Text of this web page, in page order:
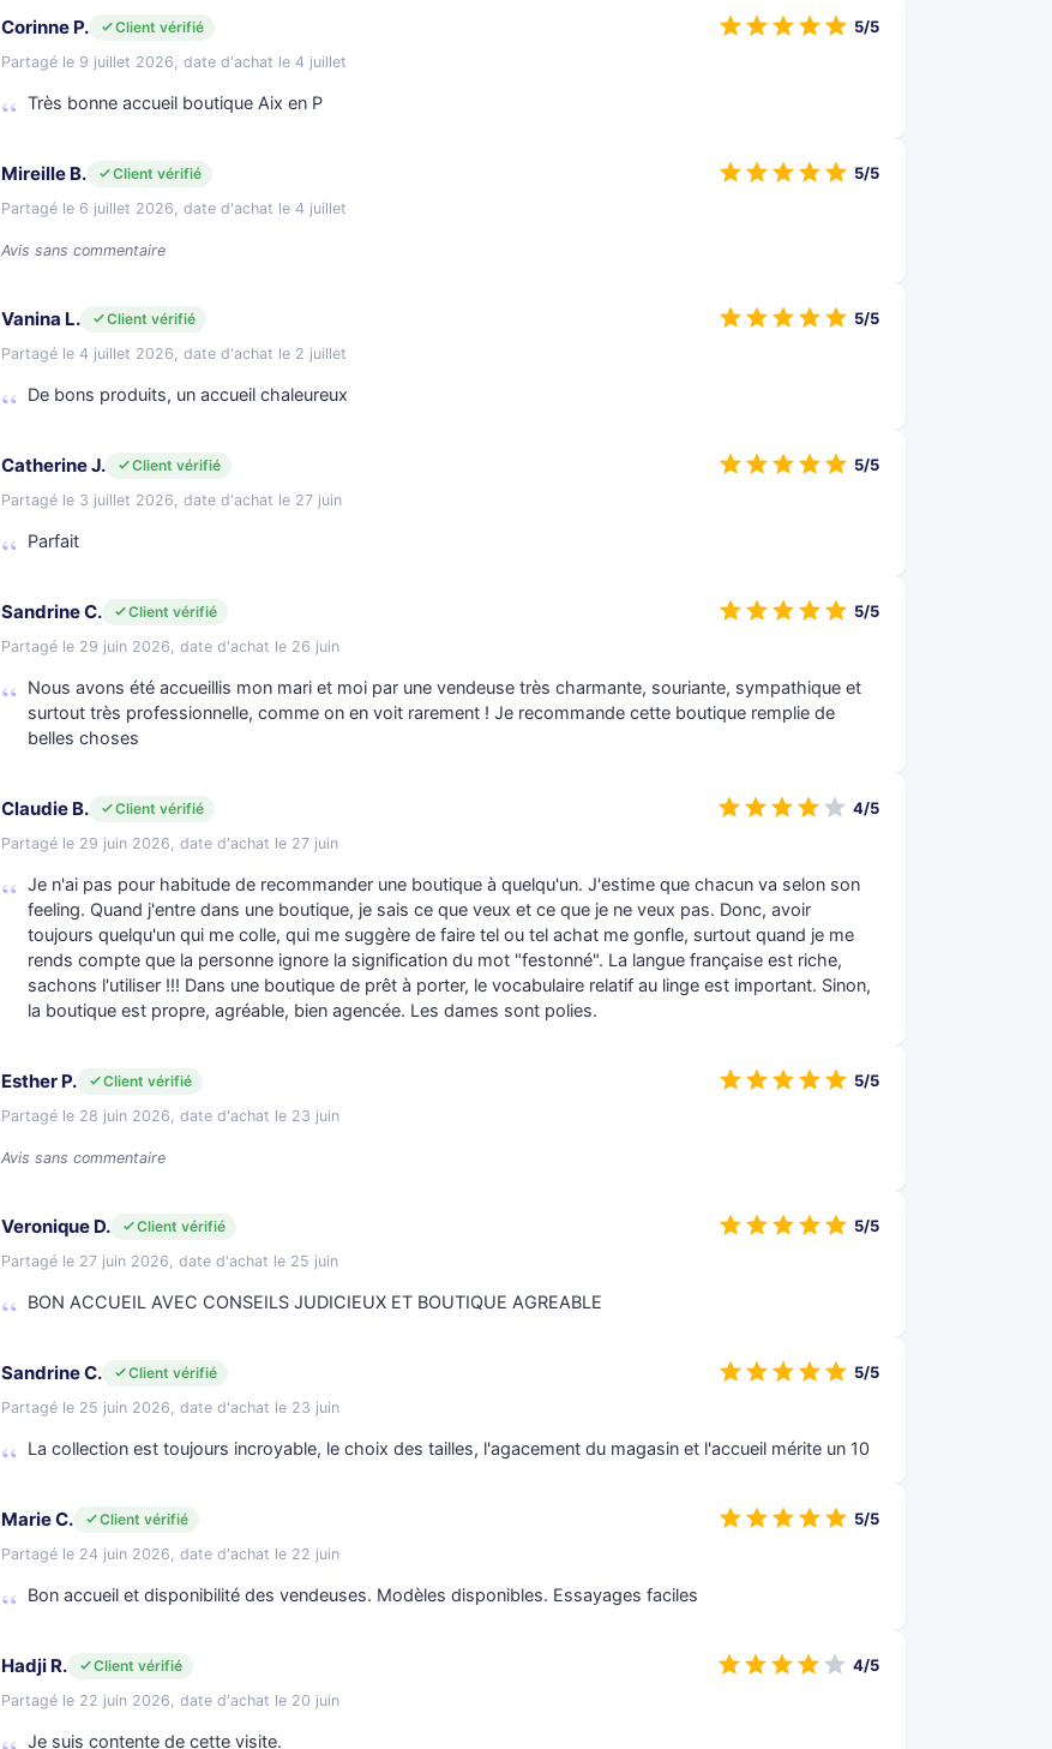
Corinne P.
Client vérifié
Partagé le 9 juillet 2026, date d'achat le 4 juillet
Très bonne accueil boutique Aix en P
5/5
Mireille B.
Client vérifié
Partagé le 6 juillet 2026, date d'achat le 4 juillet
Avis sans commentaire
5/5
Vanina L.
Client vérifié
Partagé le 4 juillet 2026, date d'achat le 2 juillet
De bons produits, un accueil chaleureux
5/5
Catherine J.
Client vérifié
Partagé le 3 juillet 2026, date d'achat le 27 juin
Parfait
5/5
Sandrine C.
Client vérifié
Partagé le 29 juin 2026, date d'achat le 26 juin
Nous avons été accueillis mon mari et moi par une vendeuse très charmante, souriante, sympathique et
surtout très professionnelle, comme on en voit rarement ! Je recommande cette boutique remplie de
belles choses
5/5
Claudie B.
Client vérifié
Partagé le 29 juin 2026, date d'achat le 27 juin
Je n'ai pas pour habitude de recommander une boutique à quelqu'un. J'estime que chacun va selon son
feeling. Quand j'entre dans une boutique, je sais ce que veux et ce que je ne veux pas. Donc, avoir
toujours quelqu'un qui me colle, qui me suggère de faire tel ou tel achat me gonfle, surtout quand je me
rends compte que la personne ignore la signification du mot "festonné". La langue française est riche,
sachons l'utiliser !!! Dans une boutique de prêt à porter, le vocabulaire relatif au linge est important. Sinon,
la boutique est propre, agréable, bien agencée. Les dames sont polies.
4/5
Esther P.
Client vérifié
Partagé le 28 juin 2026, date d'achat le 23 juin
Avis sans commentaire
5/5
Veronique D.
Client vérifié
Partagé le 27 juin 2026, date d'achat le 25 juin
BON ACCUEIL AVEC CONSEILS JUDICIEUX ET BOUTIQUE AGREABLE
5/5
Sandrine C.
Client vérifié
Partagé le 25 juin 2026, date d'achat le 23 juin
La collection est toujours incroyable, le choix des tailles, l'agacement du magasin et l'accueil mérite un 10
5/5
Marie C.
Client vérifié
Partagé le 24 juin 2026, date d'achat le 22 juin
Bon accueil et disponibilité des vendeuses. Modèles disponibles. Essayages faciles
5/5
Hadji R.
Client vérifié
Partagé le 22 juin 2026, date d'achat le 20 juin
Je suis contente de cette visite.
4/5